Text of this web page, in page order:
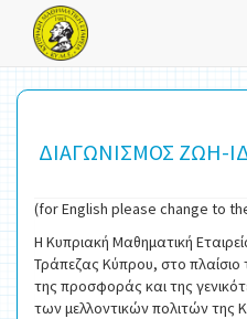
ΔΙΑΓΩΝΙΣΜΟΣ ΖΩΗ-
(for English please change to
Η Κυπριακή Μαθηματική
Τράπεζας Κύπρου, στο πλαίσιο
της προσφοράς και της
των μελλοντικών πολιτών της